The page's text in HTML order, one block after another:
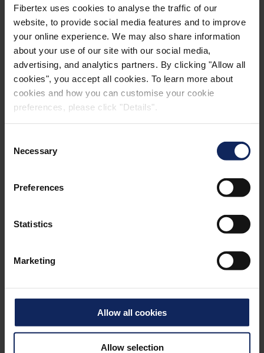
Fibertex uses cookies to analyse the traffic of our
website, to provide social media features and to improve
your online experience. We may also share information
about your use of our site with our social media,
advertising, and analytics partners. By clicking "Allow all
cookies", you accept all cookies. To learn more about
cookies and how you can customise your cookie
preferences, please click "Details".
Selection
Necessary
Preferences
Statistics
Marketing
Allow all cookies
Allow selection
Technologie: Nadelfilz
Fibertex Nonwovens (Pty) Ltd
PO Box 20 Hammarsdale 3700
16 Van Eck Avenue
Hammarsdale 3700
kwaZulu Natal
Südafrika